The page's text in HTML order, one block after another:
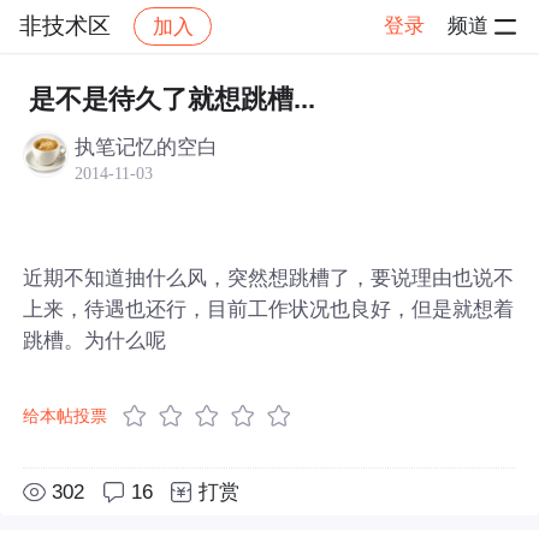
非技术区 加入 登录 频道
社区 非技术区 帖子详情
是不是待久了就想跳槽...
执笔记忆的空白
2014-11-03
近期不知道抽什么风，突然想跳槽了，要说理由也说不
上来，待遇也还行，目前工作状况也良好，但是就想着
跳槽。为什么呢
给本帖投票
302 16 打赏